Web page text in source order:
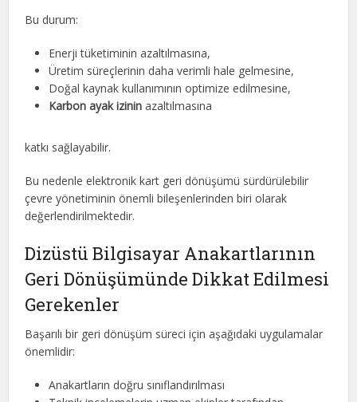
Bu durum:
Enerji tüketiminin azaltılmasına,
Üretim süreçlerinin daha verimli hale gelmesine,
Doğal kaynak kullanımının optimize edilmesine,
Karbon ayak izinin azaltılmasına
katkı sağlayabilir.
Bu nedenle elektronik kart geri dönüşümü sürdürülebilir
çevre yönetiminin önemli bileşenlerinden biri olarak
değerlendirilmektedir.
Dizüstü Bilgisayar Anakartlarının
Geri Dönüşümünde Dikkat Edilmesi
Gerekenler
Başarılı bir geri dönüşüm süreci için aşağıdaki uygulamalar
önemlidir:
Anakartların doğru sınıflandırılması